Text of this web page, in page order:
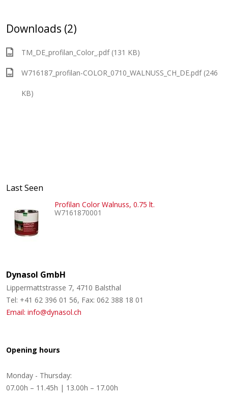
Downloads (2)
TM_DE_profilan_Color_.pdf (131 KB)
W716187_profilan-COLOR_0710_WALNUSS_CH_DE.pdf (246
KB)
Last Seen
Profilan Color Walnuss, 0.75 lt.
W7161870001
Dynasol GmbH
Lippermattstrasse 7, 4710 Balsthal
Tel: +41 62 396 01 56, Fax: 062 388 18 01
Email: info@dynasol.ch
Opening hours
Monday - Thursday:
07.00h – 11.45h | 13.00h – 17.00h